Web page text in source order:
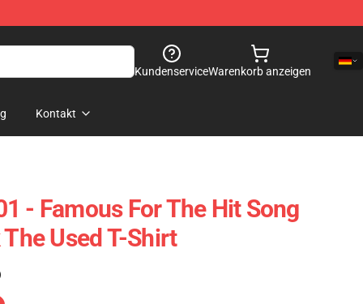
KundenserviceWarenkorb anzeigen
Kontakt
- Famous For The Hit Song
Used T-Shirt